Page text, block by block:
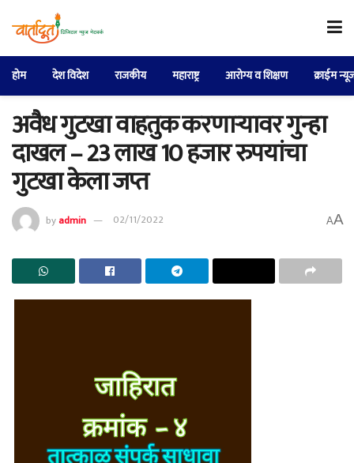
होम देश विदेश राजकीय महाराष्ट्र आरोग्य व शिक्षण क्राईम
अवैध गुटखा वाहतुक करणाऱ्यावर गुन्हा
दाखल – 23 लाख 10 हजार रुपयांचा
गुटखा केला जप्त
byadmin 02/11/2022 AA